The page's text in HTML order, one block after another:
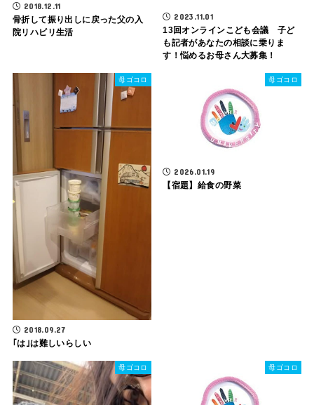
2018.12.11
骨折して振り出しに戻った父の入
院リハビリ生活
2023.11.01
13回オンラインこども会議 子ど
も記者があなたの相談に乗りま
す！悩めるお母さん大募集！
母ゴコロ
2018.09.27
｢は｣は難しいらしい
母ゴコロ
2026.01.19
【宿題】給食の野菜
母ゴコロ 母ゴコロ